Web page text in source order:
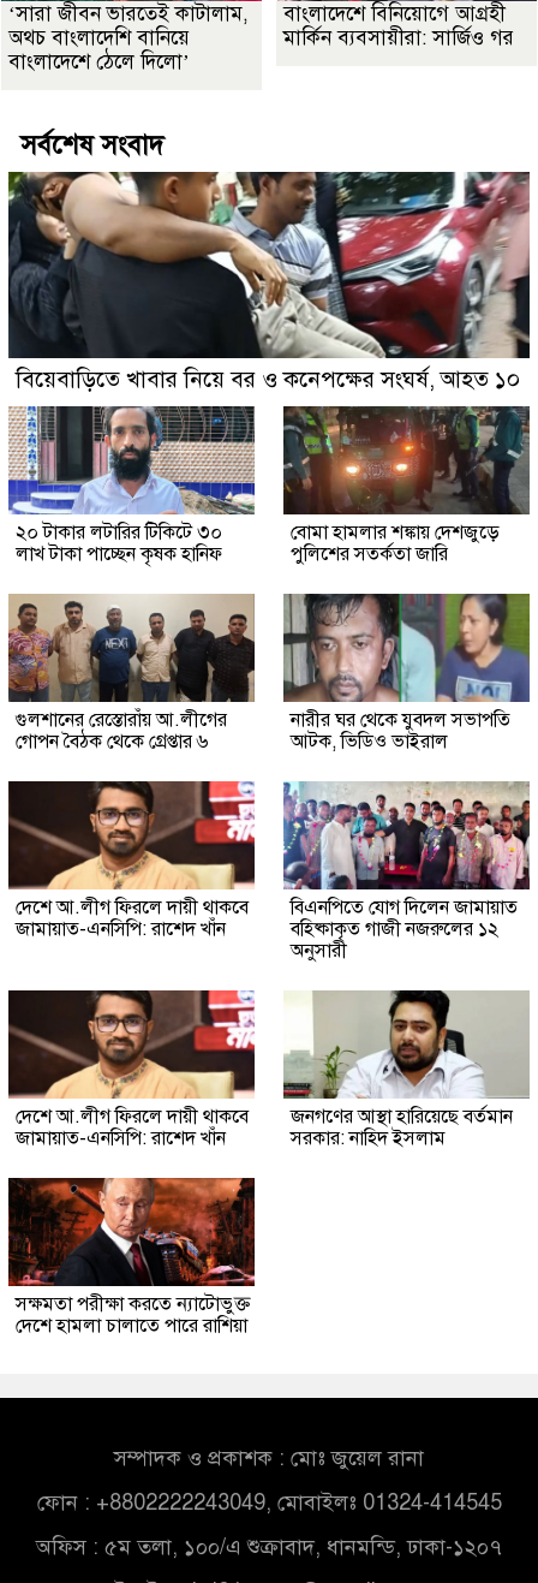
‘সারা জীবন ভারতেই কাটালাম,
অথচ বাংলাদেশি বানিয়ে
বাংলাদেশে ঠেলে দিলো’
বাংলাদেশে বিনিয়োগে আগ্রহী
মার্কিন ব্যবসায়ীরা: সার্জিও গর
সর্বশেষ সংবাদ
বিয়েবাড়িতে খাবার নিয়ে বর ও কনেপক্ষের সংঘর্ষ, আহত ১০
২০ টাকার লটারির টিকিটে ৩০
লাখ টাকা পাচ্ছেন কৃষক হানিফ
বোমা হামলার শঙ্কায় দেশজুড়ে
পুলিশের সতর্কতা জারি
গুলশানের রেস্তোরাঁয় আ.লীগের
গোপন বৈঠক থেকে গ্রেপ্তার ৬
নারীর ঘর থেকে যুবদল সভাপতি
আটক, ভিডিও ভাইরাল
দেশে আ.লীগ ফিরলে দায়ী থাকবে
জামায়াত-এনসিপি: রাশেদ খাঁন
বিএনপিতে যোগ দিলেন জামায়াত
বহিষ্কাকৃত গাজী নজরুলের ১২
অনুসারী
দেশে আ.লীগ ফিরলে দায়ী থাকবে
জামায়াত-এনসিপি: রাশেদ খাঁন
জনগণের আস্থা হারিয়েছে বর্তমান
সরকার: নাহিদ ইসলাম
সক্ষমতা পরীক্ষা করতে ন্যাটোভুক্ত
দেশে হামলা চালাতে পারে রাশিয়া
সম্পাদক ও প্রকাশক : মোঃ জুয়েল রানা
ফোন : +8802222243049, মোবাইলঃ 01324-414545
অফিস : ৫ম তলা, ১০০/এ শুক্রাবাদ, ধানমন্ডি, ঢাকা-১২০৭